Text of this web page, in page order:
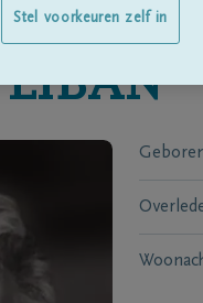
LIBAN
Stel voorkeuren zelf in